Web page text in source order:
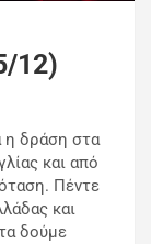
12)
η δράση στα
και από
Πέντε
και
δούμε